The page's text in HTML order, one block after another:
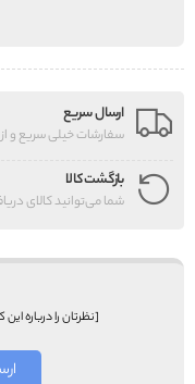
ارسال سریع
سفارشات خیلی سریع و
بازگشت کالا
شما می‌توانید کالای دریافتی خود را ظرف
[نظرتان را درباره